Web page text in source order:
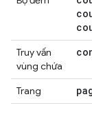
Truy vấn
vùng chứa
Trang